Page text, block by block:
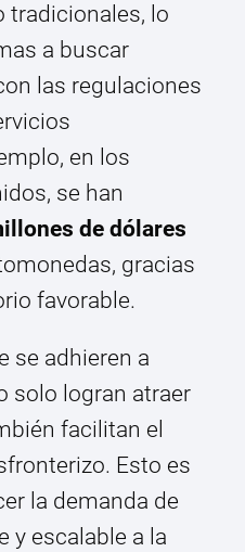
tradicionales, lo
a buscar
las regulaciones
en los
se han
de dólares
gracias
favorable.
se adhieren a
solo logran atraer
facilitan el
Esto es
la demanda de
y escalable a la